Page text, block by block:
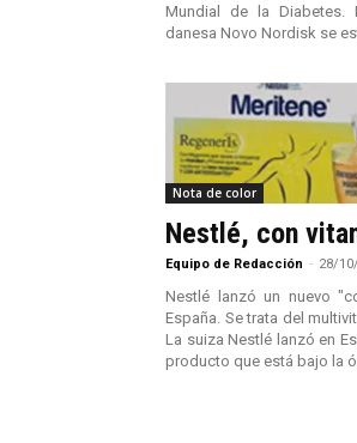
Mundial de la
danesa Novo Nordisk se
Nota de color
Nestlé, con
Equipo de Redacción - 28/
Nestlé lanzó un nuevo
España. Se trata del
La suiza Nestlé lanzó en
producto que está bajo la